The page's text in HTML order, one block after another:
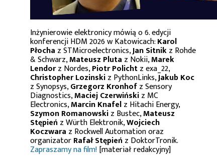
Inżynierowie elektronicy mówią o 6. edycji
konferencji HDM 2026 w Katowicach:Karol
Płocha z STMicroelectronics,Jan Sitnikz Rohde
& Schwarz,Mateusz Pluta z Nokii,Marek
Lendorz Nordes,Piotr Polichtz exa_22,
Christopher Lozinskiz PythonLinks,Jakub Koc
z Synopsys,Grzegorz Kronhofz Sensory
Diagnostics,Maciej Czerwińskiz MC
Electronics,Marcin Knafelz Hitachi Energy,
Szymon Romanowskiz Bustec,Mateusz
Stępień z Würth Elektronik,Wojciech
Koczwara z Rockwell Automation oraz
organizatorRafał Stępień z DoktorTronik.
Zapraszamy na film![materiał redakcyjny]